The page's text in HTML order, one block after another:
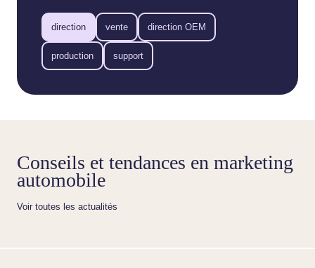
le maximum du web… sans compliquer
la vie de personne.
direction vente direction OEM
production support
Conseils et tendances en marketing
automobile
Voir toutes les actualités